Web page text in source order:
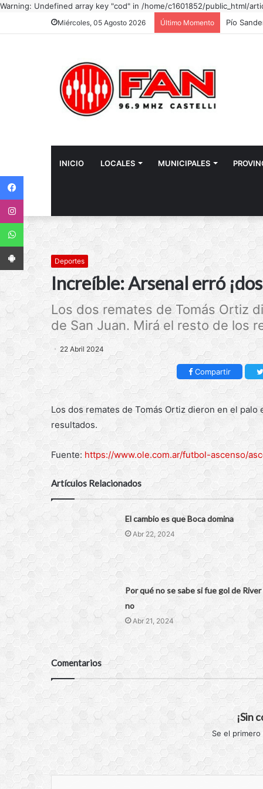
Warning: Undefined array key "cod" in /home/c1601852/public_html/
Miércoles, 05 Agosto 2026 Último Momento
INICIO LOCALES MUNICIPALES
Deportes
Increíble: Arsenal erró
Los dos remates de Tomás Ortiz
de San Juan. Mirá el resto de los
22 Abril 2024
Compartir
Los dos remates de Tomás Ortiz dieron en el
resultados.
Fuente: https://www.ole.com.ar/futbol-ascenso/
Artículos Relacionados
El cambio es que Boca domina
Abr 22, 2024
Por qué no se sabe si fue gol de River
no
Abr 21, 2024
Comentarios
¡Sin
Se el
WhatsApp